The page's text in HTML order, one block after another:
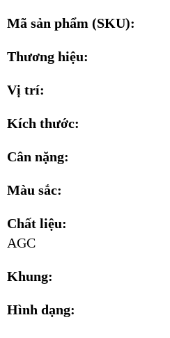
Mã sản phẩm (SKU):
Thương hiệu:
Vị trí:
Kích thước:
Cân nặng:
Màu sắc:
Chất liệu:
AGC
Khung:
Hình dạng: